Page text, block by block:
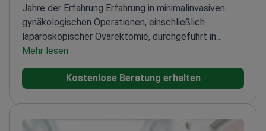
Jahre der Erfahrung Erfahrung in minimalinvasiven
gynäkologischen Operationen, einschließlich
laparoskopischer Ovarektomie, durchgeführt in
Istanbul. Spezialisiert auf laparoskopische und
da Vinci System Konsolen-Chirurgin seit 2013
MedizinabsolventenAkademischer Hintergrund mit
23 Jahre der Erfahrung an der Acıbadem Universität
Mehr lesen
Kostenlose Beratung erhalten